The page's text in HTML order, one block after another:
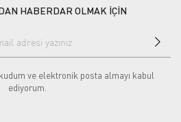
HABERDAR OLMAK İÇİN
ve elektronik posta almayı kabul
ediyorum.